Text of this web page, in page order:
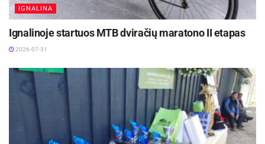
IGNALINA
Ignalinoje startuos MTB dviračių maratono II etapas
2026-07-31